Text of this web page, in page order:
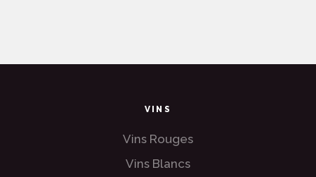
VINS
Vins Rouges
Vins Blancs